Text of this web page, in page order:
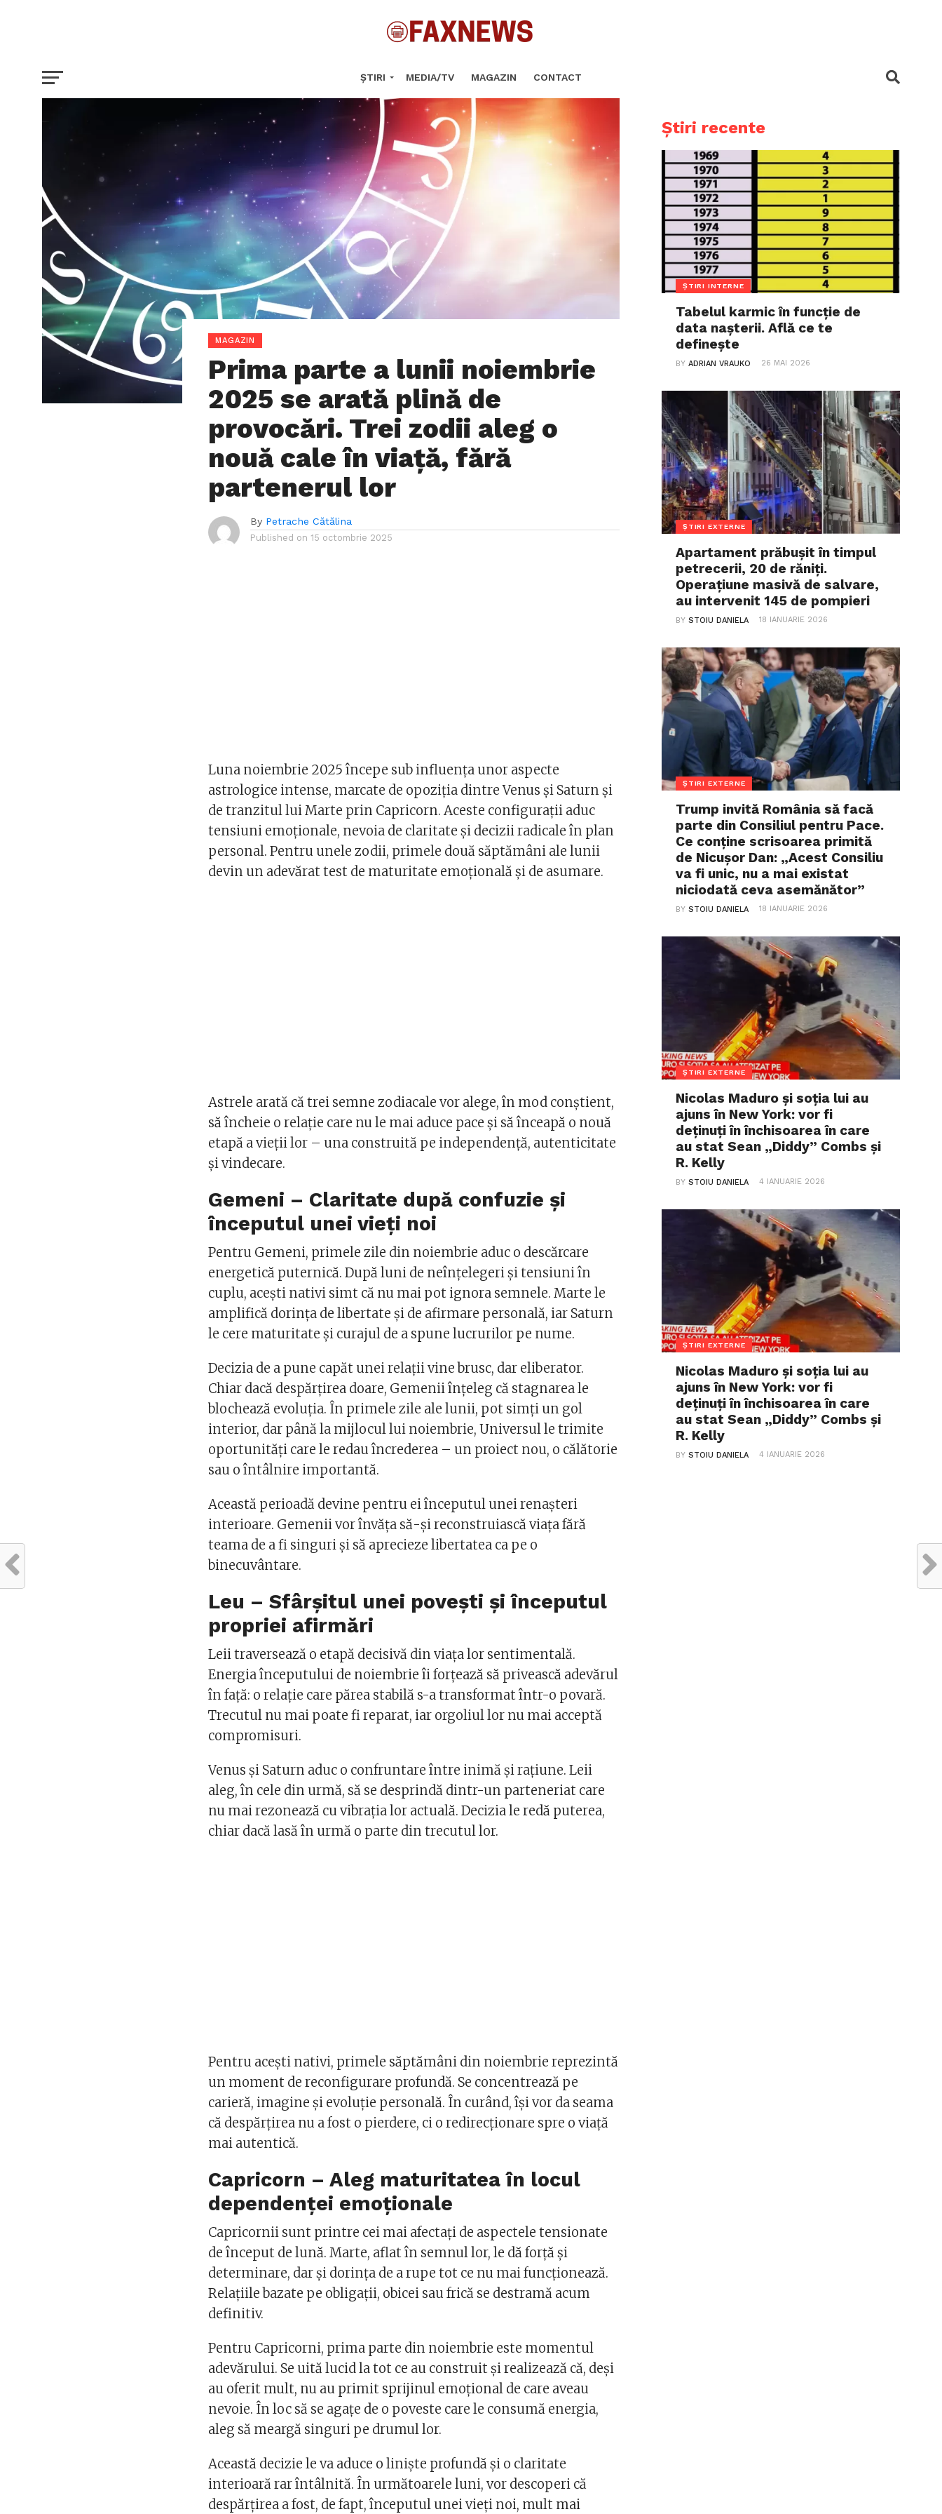
ȘTIRI MEDIA/TV MAGAZIN CONTACT
MAGAZIN
Prima parte a lunii noiembrie
2025 se arată plină de
provocări. Trei zodii aleg o
nouă cale în viață, fără
partenerul lor
By Petrache Cătălina
Published on 15 octombrie 2025
Luna noiembrie 2025 începe sub influența unor aspecte
astrologice intense, marcate de opoziția dintre Venus și Saturn și
de tranzitul lui Marte prin Capricorn. Aceste configurații aduc
tensiuni emoționale, nevoia de claritate și decizii radicale în plan
personal. Pentru unele zodii, primele două săptămâni ale lunii
devin un adevărat test de maturitate emoțională și de asumare.
Astrele arată că trei semne zodiacale vor alege, în mod conștient,
să încheie o relație care nu le mai aduce pace și să înceapă o nouă
etapă a vieții lor – una construită pe independență, autenticitate
și vindecare.
Gemeni – Claritate după confuzie și
începutul unei vieți noi
Pentru Gemeni, primele zile din noiembrie aduc o descărcare
energetică puternică. După luni de neînțelegeri și tensiuni în
cuplu, acești nativi simt că nu mai pot ignora semnele. Marte le
amplifică dorința de libertate și de afirmare personală, iar Saturn
le cere maturitate și curajul de a spune lucrurilor pe nume.
Decizia de a pune capăt unei relații vine brusc, dar eliberator.
Chiar dacă despărțirea doare, Gemenii înțeleg că stagnarea le
blochează evoluția. În primele zile ale lunii, pot simți un gol
interior, dar până la mijlocul lui noiembrie, Universul le trimite
oportunități care le redau încrederea – un proiect nou, o călătorie
sau o întâlnire importantă.
Această perioadă devine pentru ei începutul unei renașteri
interioare. Gemenii vor învăța să-și reconstruiască viața fără
teama de a fi singuri și să aprecieze libertatea ca pe o
binecuvântare.
Leu – Sfârșitul unei povești și începutul
propriei afirmări
Leii traversează o etapă decisivă din viața lor sentimentală.
Energia începutului de noiembrie îi forțează să privească adevărul
în față: o relație care părea stabilă s-a transformat într-o povară.
Trecutul nu mai poate fi reparat, iar orgoliul lor nu mai acceptă
compromisuri.
Venus și Saturn aduc o confruntare între inimă și rațiune. Leii
aleg, în cele din urmă, să se desprindă dintr-un parteneriat care
nu mai rezonează cu vibrația lor actuală. Decizia le redă puterea,
chiar dacă lasă în urmă o parte din trecutul lor.
Pentru acești nativi, primele săptămâni din noiembrie reprezintă
un moment de reconfigurare profundă. Se concentrează pe
carieră, imagine și evoluție personală. În curând, își vor da seama
că despărțirea nu a fost o pierdere, ci o redirecționare spre o viață
mai autentică.
Capricorn – Aleg maturitatea în locul
dependenței emoționale
Capricornii sunt printre cei mai afectați de aspectele tensionate
de început de lună. Marte, aflat în semnul lor, le dă forță și
determinare, dar și dorința de a rupe tot ce nu mai funcționează.
Relațiile bazate pe obligații, obicei sau frică se destramă acum
definitiv.
Pentru Capricorni, prima parte din noiembrie este momentul
adevărului. Se uită lucid la tot ce au construit și realizează că, deși
au oferit mult, nu au primit sprijinul emoțional de care aveau
nevoie. În loc să se agațe de o poveste care le consumă energia,
aleg să meargă singuri pe drumul lor.
Această decizie le va aduce o liniște profundă și o claritate
interioară rar întâlnită. În următoarele luni, vor descoperi că
despărțirea a fost, de fapt, începutul unei vieți noi, mult mai
Știri recente
ȘTIRI INTERNE
Tabelul karmic în funcție de
data nașterii. Află ce te
definește
BYADRIAN VRAUKO 26 MAI 2026
ȘTIRI EXTERNE
Apartament prăbușit în timpul
petrecerii, 20 de răniți.
Operațiune masivă de salvare,
au intervenit 145 de pompieri
BYSTOIU DANIELA 18 IANUARIE 2026
ȘTIRI EXTERNE
Trump invită România să facă
parte din Consiliul pentru Pace.
Ce conține scrisoarea primită
de Nicușor Dan: „Acest Consiliu
va fi unic, nu a mai existat
niciodată ceva asemănător”
BYSTOIU DANIELA 18 IANUARIE 2026
ȘTIRI EXTERNE
Nicolas Maduro și soția lui au
ajuns în New York: vor fi
deținuți în închisoarea în care
au stat Sean „Diddy” Combs și
R. Kelly
BYSTOIU DANIELA 4 IANUARIE 2026
ȘTIRI EXTERNE
Nicolas Maduro și soția lui au
ajuns în New York: vor fi
deținuți în închisoarea în care
au stat Sean „Diddy” Combs și
R. Kelly
BYSTOIU DANIELA 4 IANUARIE 2026